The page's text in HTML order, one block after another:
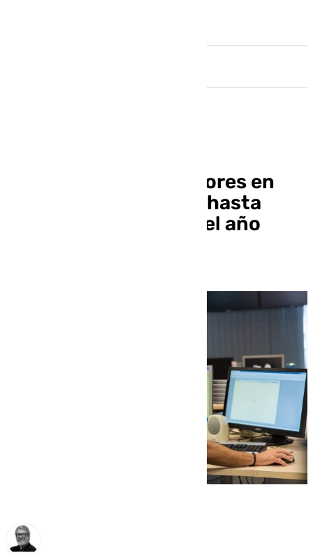
Mueren 664 trabajadores en
accidentes laborales hasta
octubre, 62 más que el año